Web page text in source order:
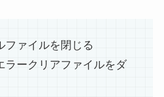
ァイルを閉じる
ークリアファイルをダ